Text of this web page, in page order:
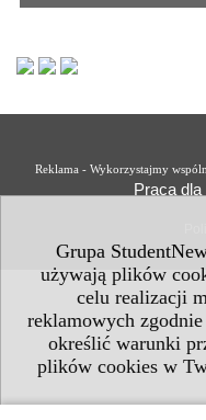
Grupa
używają plików
celu realizacji
reklamowych
określić warunki
plików cookies w
Reklama - Wykorzystajmy
Praca